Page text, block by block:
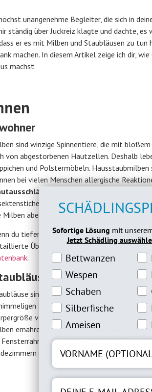
unangenehme Begleiter, die sich in
ständig über Juckreiz klagte und dachte,
er es mit Milben und Staubläusen zu
machen. In diesem Artikel zeige ich dir,
machst.
sind winzige Spinnentiere, die mit bloßem
von abgestorbenen Hautzellen. Deshalb
und Polstermöbeln.
bei vielen Menschen allergische
hervorrufen. Die Symptome
und werden oft als Bettmilben
Milben aber nicht – es sind ihre Exkremente,
du tiefer in die Welt der Milben
Übersicht über verschiedene Arten
.
– kleine
sind kleine, ofthellbraune oder
Bereichen wohlfühlen. Sie sind
von bis zu 1mm sogar mit dem
ernähren sie sich vonSchimmelsporen
Fensterrahmen oder in feuchten Schränken
mit hoher Luftfeuchtigkeit
Sofortige Lösung mit
Jetzt Schädling
Bettwanzeninteresse
Bettwanzen
Wespeninteresse
Wespen
Schabeninteresse
Schaben
Silberfische Interesse
Silberfische
Ameiseninteresse
Ameisen